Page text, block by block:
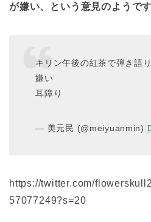
が嫌い、という意見のようです
キリン午後の紅茶で弾き語
嫌い
耳障り
— 美元民 (@meiyuanmin)
https://twitter.com/
57077249?s=20